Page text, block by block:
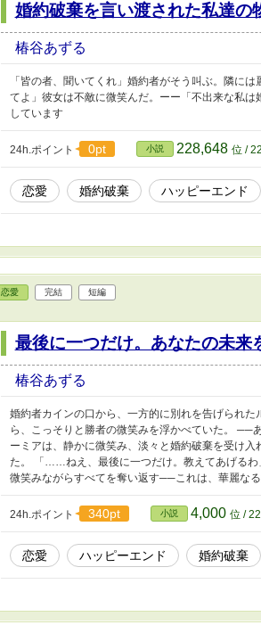
婚約破棄を言い渡された私達の
椿谷あずる
「皆の者、聞いてくれ」婚約者がそう叫ぶ。隣に
てよ」彼女は不敵に微笑んだ。ーー「不出来な私
しています
24h.ポイント 0pt 小説 228,648 位 /
恋愛 婚約破棄 ハッピーエンド
恋愛 完結 短編
最後に一つだけ。あなたの未来
椿谷あずる
婚約者カインの口から、一方的に別れを告げられ
ら、こっそりと勝者の微笑みを浮かべていた。 ──
ーミアは、静かに微笑み、淡々と婚約破棄を受け
た。 「……ねえ、最後に一つだけ。教えてあげるわ
微笑みながらすべてを奪い返す──これは、華麗なる
24h.ポイント 340pt 小説 4,000 位 /
恋愛 ハッピーエンド 婚約破棄